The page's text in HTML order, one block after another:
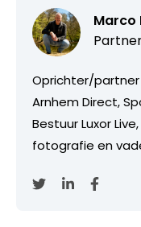
Marco
Oprichter/
Arnhem Direct,
Bestuur Luxor
fotografie en